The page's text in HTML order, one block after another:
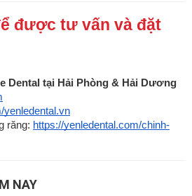
được tư vấn và đặt
Dental tại Hải Phòng & Hải Dương
yenledental.vn
răng: https://yenledental.com/chinh-
NAY